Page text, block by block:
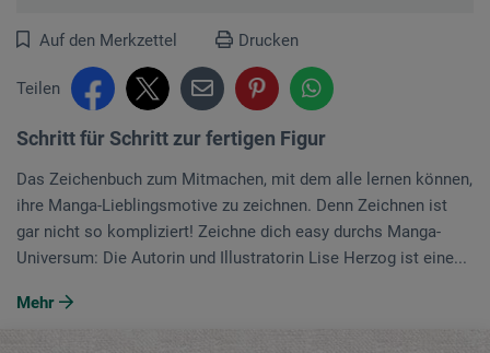
Auf den Merkzettel Drucken
Teilen
Schritt für Schritt zur fertigen Figur
Das Zeichenbuch zum Mitmachen, mit dem alle lernen können,
ihre Manga-Lieblingsmotive zu zeichnen. Denn Zeichnen ist
gar nicht so kompliziert! Zeichne dich easy durchs Manga-
Universum: Die Autorin und Illustratorin Lise Herzog ist eine...
Mehr